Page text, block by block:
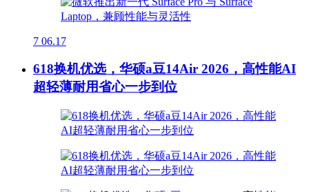
7 06.17
618换机优选，华硕a豆14Air 2026，高性能AI
超轻薄耐用省心一步到位